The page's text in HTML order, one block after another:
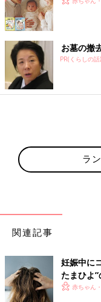
お墓の撤
PR(くらしの
ラ
関連記事
妊娠中に
たまひよ
赤ちゃん